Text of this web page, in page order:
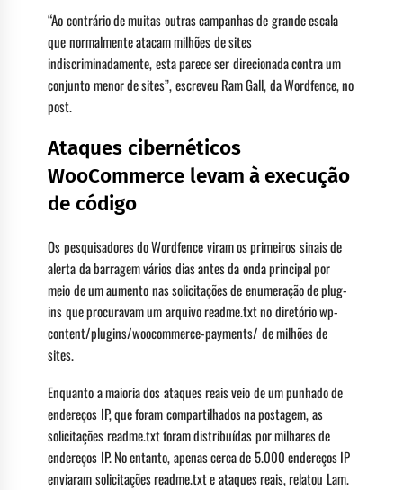
“Ao contrário de muitas outras campanhas de grande escala
que normalmente atacam milhões de sites
indiscriminadamente, esta parece ser direcionada contra um
conjunto menor de sites”, escreveu Ram Gall, da Wordfence, no
post.
Ataques cibernéticos
WooCommerce levam à execução
de código
Os pesquisadores do Wordfence viram os primeiros sinais de
alerta da barragem vários dias antes da onda principal por
meio de um aumento nas solicitações de enumeração de plug-
ins que procuravam um arquivo readme.txt no diretório wp-
content/plugins/woocommerce-payments/ de milhões de
sites.
Enquanto a maioria dos ataques reais veio de um punhado de
endereços IP, que foram compartilhados na postagem, as
solicitações readme.txt foram distribuídas por milhares de
endereços IP. No entanto, apenas cerca de 5.000 endereços IP
enviaram solicitações readme.txt e ataques reais, relatou Lam.